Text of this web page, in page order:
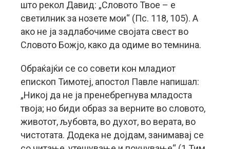
што рекол Давид: „Словото Твое – е
светилник за нозете мои“ (Пс. 118, 105). А
ако не ја задлабочиме својата свест во
Словото Божјо, како да одиме во темнина.
Обраќајќи се со совети кон младиот
епископ Тимотеј, апостол Павле напишал:
„Никој да не ја пренебрегнува младоста
твоја; но биди образ за верните во словото,
животот, љубовта, во духот, во верата, во
чистотата. Додека не дојдам, занимавај се